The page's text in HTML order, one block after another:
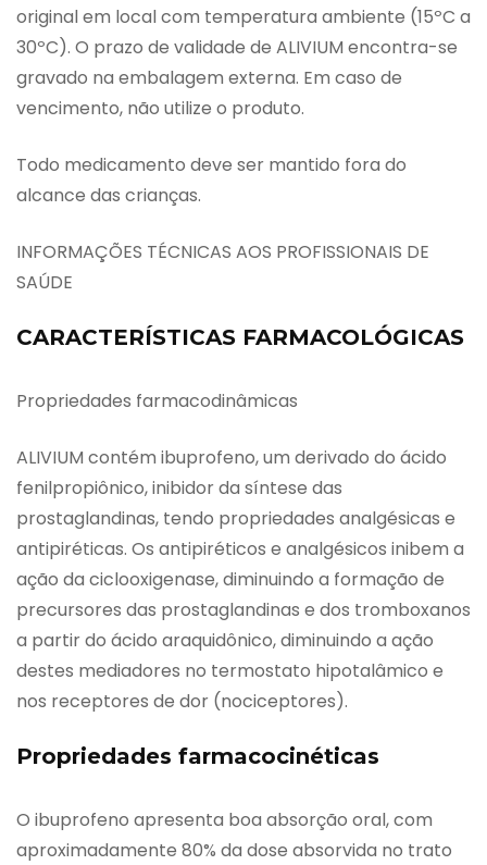
original em local com temperatura ambiente (15ºC a
30ºC). O prazo de validade de ALIVIUM encontra-se
gravado na embalagem externa. Em caso de
vencimento, não utilize o produto.
Todo medicamento deve ser mantido fora do
alcance das crianças.
INFORMAÇÕES TÉCNICAS AOS PROFISSIONAIS DE
SAÚDE
CARACTERÍSTICAS FARMACOLÓGICAS
Propriedades farmacodinâmicas
ALIVIUM contém ibuprofeno, um derivado do ácido
fenilpropiônico, inibidor da síntese das
prostaglandinas, tendo propriedades analgésicas e
antipiréticas. Os antipiréticos e analgésicos inibem a
ação da ciclooxigenase, diminuindo a formação de
precursores das prostaglandinas e dos tromboxanos
a partir do ácido araquidônico, diminuindo a ação
destes mediadores no termostato hipotalâmico e
nos receptores de dor (nociceptores).
Propriedades farmacocinéticas
O ibuprofeno apresenta boa absorção oral, com
aproximadamente 80% da dose absorvida no trato